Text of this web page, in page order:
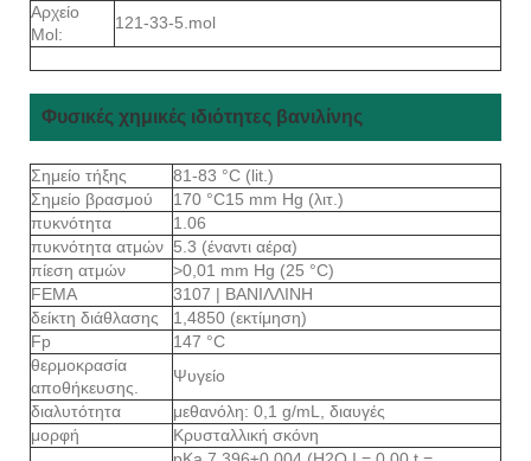
Αρχείο
Mol:
121-33-5.mol
Φυσικές χημικές ιδιότητες βανιλίνης
Σημείο τήξης
81-83 °C (lit.)
Σημείο βρασμού
170 °C15 mm Hg (λιτ.)
πυκνότητα
1.06
πυκνότητα ατμών 5.3 (έναντι αέρα)
πίεση ατμών
>0,01 mm Hg (25 °C)
FEMA
3107 | ΒΑΝΙΛΛΙΝΗ
δείκτη διάθλασης
1,4850 (εκτίμηση)
Fp
147 °C
θερμοκρασία
αποθήκευσης.
Ψυγείο
διαλυτότητα
μεθανόλη: 0,1 g/mL, διαυγές
μορφή
Κρυσταλλική σκόνη